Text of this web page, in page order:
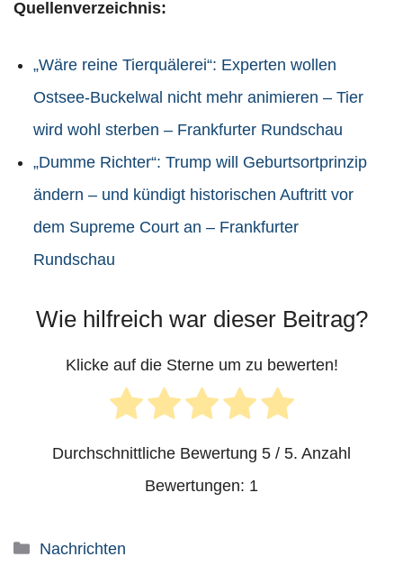
Quellenverzeichnis:
„Wäre reine Tierquälerei“: Experten wollen
Ostsee-Buckelwal nicht mehr animieren – Tier
wird wohl sterben – Frankfurter Rundschau
„Dumme Richter“: Trump will Geburtsortprinzip
ändern – und kündigt historischen Auftritt vor
dem Supreme Court an – Frankfurter
Rundschau
Wie hilfreich war dieser Beitrag?
Klicke auf die Sterne um zu bewerten!
Durchschnittliche Bewertung 5 / 5. Anzahl
Bewertungen: 1
Kategorien
Nachrichten